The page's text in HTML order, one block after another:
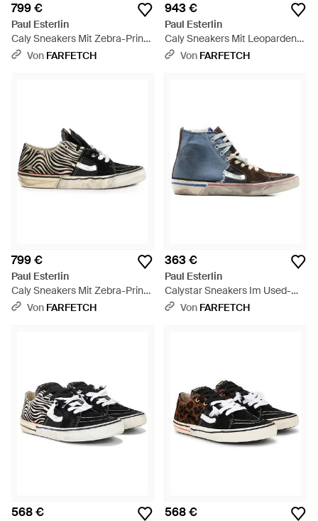
799 €
Paul Esterlin
Caly Sneakers Mit Zebra-Print -
WeißVon FARFETCH
943 €
Paul Esterlin
Caly Sneakers Mit Leoparden-
Print - Weiß
Von FARFETCH
799 €
Paul Esterlin
Caly Sneakers Mit Zebra-Print -
WeißVon FARFETCH
363 €
Paul Esterlin
Calystar Sneakers Im Used-
Look - Blau
Von FARFETCH
568 € 568 €